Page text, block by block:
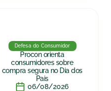
Defesa do Consumidor
Procon orienta
consumidores sobre
compra segura no Dia dos
Pais
06/08/2026